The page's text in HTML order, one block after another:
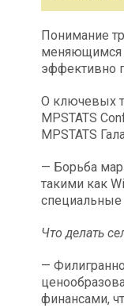
Понимание
меняющимся
эффективно
О ключевых
MPSTATS
MPSTATS
— Борьба
такими как
специальные
Что делать
—
финансами,